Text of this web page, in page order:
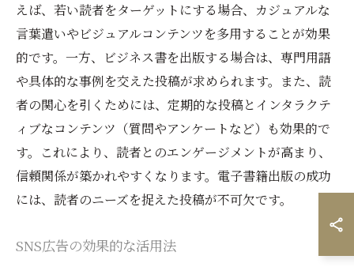
えば、若い読者をターゲットにする場合、カジュアルな
言葉遣いやビジュアルコンテンツを多用することが効果
的です。一方、ビジネス書を出版する場合は、専門用語
や具体的な事例を交えた投稿が求められます。また、読
者の関心を引くためには、定期的な投稿とインタラクテ
ィブなコンテンツ（質問やアンケートなど）も効果的で
す。これにより、読者とのエンゲージメントが高まり、
信頼関係が築かれやすくなります。電子書籍出版の成功
には、読者のニーズを捉えた投稿が不可欠です。
SNS広告の効果的な活用法